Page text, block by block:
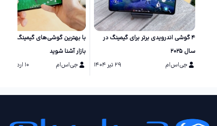
۴ گوشی اندرویدی برتر برای گیمینگ در
سال ۲۰۲۵
جی‌اس‌ام
۲۹ تیر ۱۴۰۴
با بهترین گوشی‌های گیمینگ حال
بازار آشنا شوید
جی‌اس‌ام
۱۰ اردیبهشت ۱۴۰۴